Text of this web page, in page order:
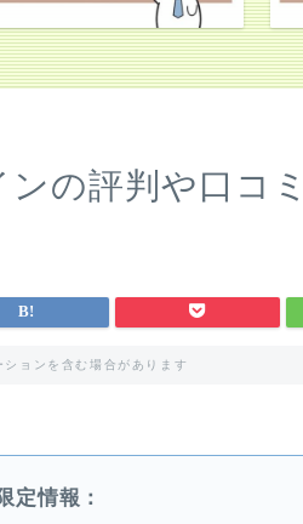
の評判や口コ
ョンを含む場合があります
定情報：